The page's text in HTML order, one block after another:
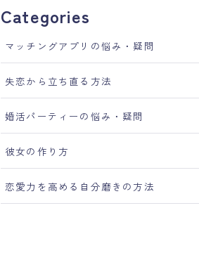
Categories
マッチングアプリの悩み・疑問
失恋から立ち直る方法
婚活パーティーの悩み・疑問
彼女の作り方
恋愛力を高める自分磨きの方法